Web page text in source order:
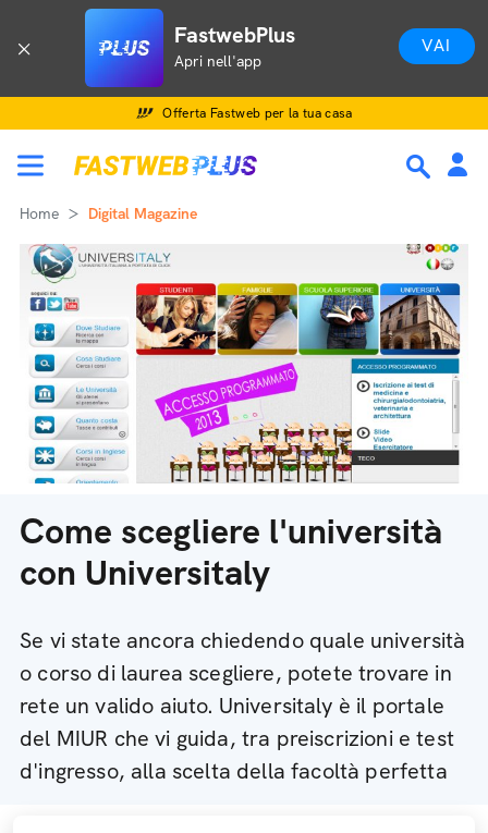
FastwebPlus
Apri nell'app
VAI
Offerta Fastweb per la tua casa
Home Digital Magazine
Come scegliere l'università
con Universitaly
Se vi state ancora chiedendo quale università
o corso di laurea scegliere, potete trovare in
rete un valido aiuto. Universitaly è il portale
del MIUR che vi guida, tra preiscrizioni e test
d'ingresso, alla scelta della facoltà perfetta